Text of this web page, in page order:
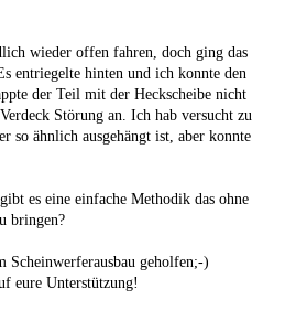
wieder offen fahren, doch ging das
entriegelte hinten und ich konnte den
der Teil mit der Heckscheibe nicht
Störung an. Ich hab versucht zu
so ähnlich ausgehängt ist, aber konnte
es eine einfache Methodik das ohne
bringen?
geholfen;-)
eure Unterstützung!